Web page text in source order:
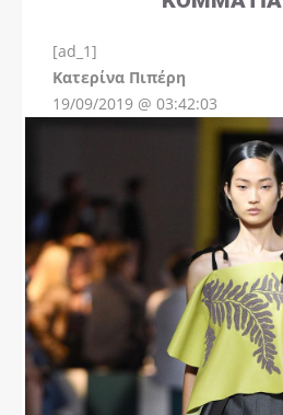
[ad_1]
Kατερίνα Πιπέρη
19/09/2019 @ 03:42:03